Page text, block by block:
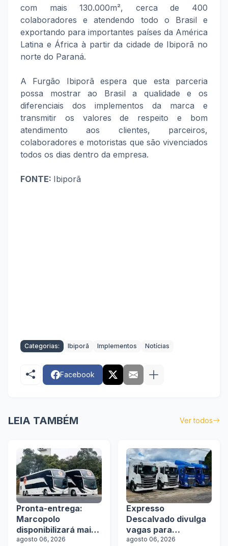
com mais 130.000m², cerca de 400
colaboradores e atendendo todo o Brasil e
exportando para importantes países da América
Latina e África à partir da cidade de Ibiporã no
norte do Paraná.
A Furgão Ibiporã espera que esta parceria
possa mostrar ao Brasil a qualidade e os
diferenciais dos implementos da marca e
transmitir os valores de respeito e bom
atendimento aos clientes, parceiros,
colaboradores e motoristas que são vivenciados
todos os dias dentro da empresa.
FONTE: Ibiporã
Categorias: Ibiporã Implementos Notícias
Facebook
LEIA TAMBÉM Ver todos
Pronta-entrega:
Marcopolo
disponibilizará mais
de 100 ônibus para
agosto 06, 2026
Expresso
Descalvado divulga
vagas para
motoristas
agosto 06, 2026